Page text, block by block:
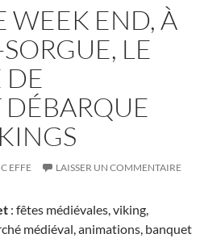
WEEK END, À
LE
DE
EFFE LAISSER UN COMMENTAIRE
: fêtes médiévales, viking,
médiéval, animations, banquet